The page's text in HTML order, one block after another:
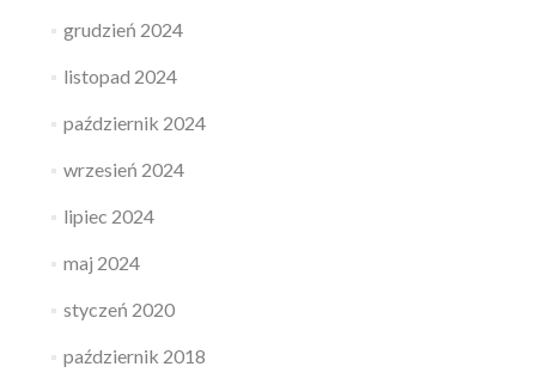
grudzień 2024
listopad 2024
październik 2024
wrzesień 2024
lipiec 2024
maj 2024
styczeń 2020
październik 2018